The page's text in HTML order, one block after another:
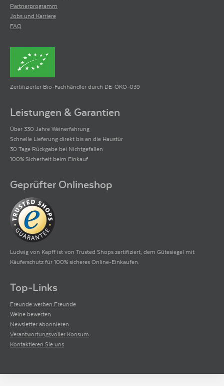
Partnerprogramm
Jobs und Karriere
FAQ
Zertifizierter Bio-Fachhändler durch DE-ÖKO-039
Leistungen & Garantien
Über 330 Jahre Weinerfahrung
Schnelle Lieferung direkt bis an die Haustür
30 Tage Rückgabe bei Nichtgefallen
100% Sicherheit beim Einkauf
Geprüfter Onlineshop
Ludwig von Kapff ist von Trusted Shops zertifiziert, dem Gütesiegel mit
Käuferschutz für 100% sicheres Online-Einkaufen.
Top-Links
Freunde werben Freunde
Weine bewerten
Newsletter abonnieren
Verantwortungsvoller Konsum
Kontaktieren Sie uns